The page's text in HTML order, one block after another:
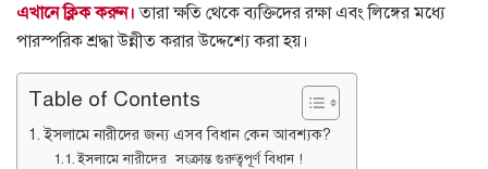
এখানে ক্লিক করুন। তারা ক্ষতি থেকে ব্যক্তিদের রক্ষা এবং লিঙ্গের মধ্যে
পারস্পরিক শ্রদ্ধা উন্নীত করার উদ্দেশ্যে করা হয়।
Table of Contents
ইসলামে নারীদের জন্য এসব বিধান কেন আবশ্যক?
ইসলামে নারীদের সংক্রান্ত গুরুত্বপূর্ণ বিধান !